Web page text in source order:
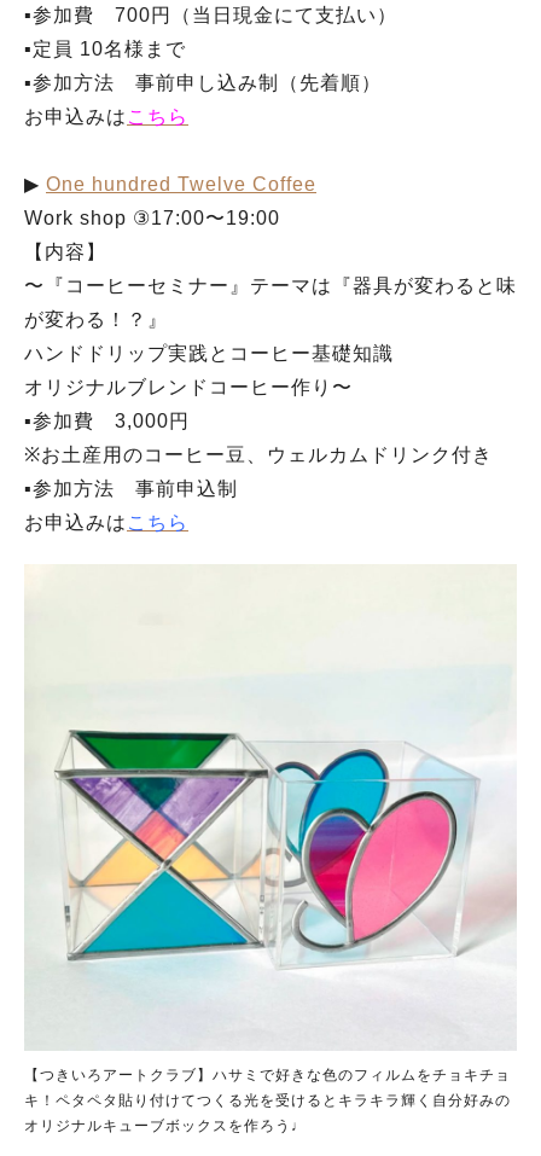
▪︎参加費 700円（当日現金にて支払い）
▪︎定員 10名様まで
▪︎参加方法 事前申し込み制（先着順）
お申込みは こちら
▶︎ One hundred Twelve Coffee
Work shop ③17:00〜19:00
【内容】
〜『コーヒーセミナー』テーマは『器具が変わると味
が変わる！？』
ハンドドリップ実践とコーヒー基礎知識
オリジナルブレンドコーヒー作り〜
▪︎参加費 3,000円
※お土産用のコーヒー豆、ウェルカムドリンク付き
▪︎参加方法 事前申込制
お申込みは こちら
【つきいろアートクラブ】ハサミで好きな色のフィルムをチョキチョ
キ！ペタペタ貼り付けてつくる光を受けるとキラキラ輝く自分好みの
オリジナルキューブボックスを作ろう♩
#ラーメン#ショッピング #カフェ #スイーツ#パン#カレー
#イベント #公園
#教えたい／教えて投稿記事